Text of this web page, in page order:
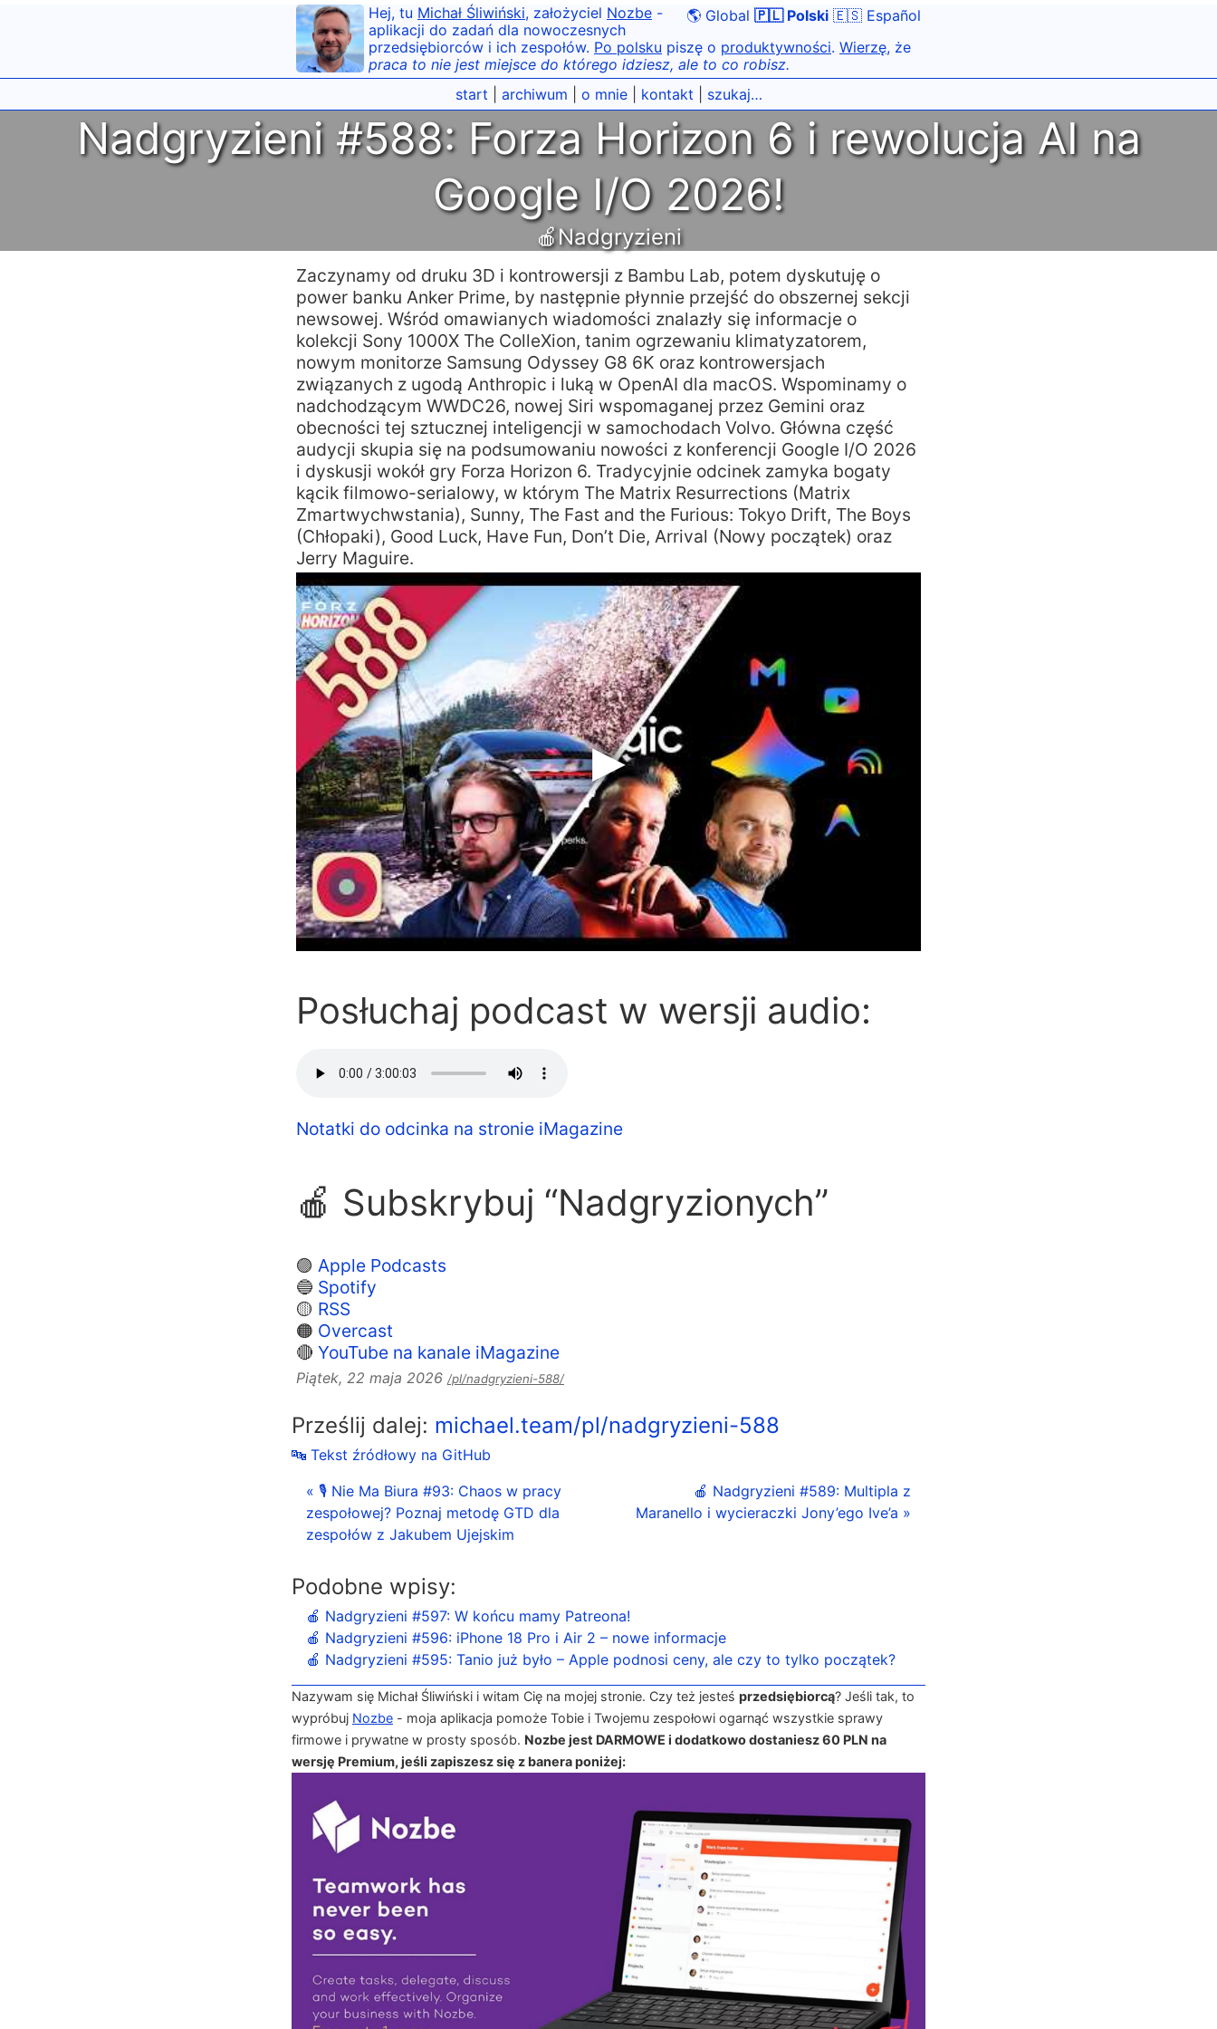
🌎 Global 🇵🇱 Polski 🇪🇸 Español
Hej, tu Michał Śliwiński, założyciel Nozbe -
aplikacji do zadań dla nowoczesnych
przedsiębiorców i ich zespołów. Po polsku piszę o produktywności. Wierzę, że
praca to nie jest miejsce do którego idziesz, ale to co robisz.
start
archiwum o mnie| kontakt szukaj…
Nadgryzieni #588: Forza Horizon 6 i rewolucja AI na
Google I/O 2026!
🍎Nadgryzieni
Zaczynamy od druku 3D i kontrowersji z Bambu Lab, potem dyskutuję o
power banku Anker Prime, by następnie płynnie przejść do obszernej sekcji
newsowej. Wśród omawianych wiadomości znalazły się informacje o
kolekcji Sony 1000X The ColleXion, tanim ogrzewaniu klimatyzatorem,
nowym monitorze Samsung Odyssey G8 6K oraz kontrowersjach
związanych z ugodą Anthropic i luką w OpenAI dla macOS. Wspominamy o
nadchodzącym WWDC26, nowej Siri wspomaganej przez Gemini oraz
obecności tej sztucznej inteligencji w samochodach Volvo. Główna część
audycji skupia się na podsumowaniu nowości z konferencji Google I/O 2026
i dyskusji wokół gry Forza Horizon 6. Tradycyjnie odcinek zamyka bogaty
kącik filmowo-serialowy, w którym The Matrix Resurrections (Matrix
Zmartwychwstania), Sunny, The Fast and the Furious: Tokyo Drift, The Boys
(Chłopaki), Good Luck, Have Fun, Don’t Die, Arrival (Nowy początek) oraz
Jerry Maguire.
Posłuchaj podcast w wersji audio:
Notatki do odcinka na stronie iMagazine
🍎 Subskrybuj “Nadgryzionych”
🟣 Apple Podcasts
🔵 Spotify
🟡 RSS
🟠 Overcast
🔴 YouTube na kanale iMagazine
Piątek, 22 maja 2026 /pl/nadgryzieni-588/
Prześlij dalej: michael.team/pl/nadgryzieni-588
🔤 Tekst źródłowy na GitHub
« 🎙 Nie Ma Biura #93: Chaos w pracy
zespołowej? Poznaj metodę GTD dla
zespołów z Jakubem Ujejskim
🍎 Nadgryzieni #589: Multipla z
Maranello i wycieraczki Jony’ego Ive’a »
Podobne wpisy:
🍎 Nadgryzieni #597: W końcu mamy Patreona!
🍎 Nadgryzieni #596: iPhone 18 Pro i Air 2 – nowe informacje
🍎 Nadgryzieni #595: Tanio już było – Apple podnosi ceny, ale czy to tylko początek?
Nazywam się Michał Śliwiński i witam Cię na mojej stronie. Czy też jesteś przedsiębiorcą? Jeśli tak, to
wypróbuj Nozbe - moja aplikacja pomoże Tobie i Twojemu zespołowi ogarnąć wszystkie sprawy
firmowe i prywatne w prosty sposób. Nozbe jest DARMOWE i dodatkowo dostaniesz 60 PLN na
wersję Premium, jeśli zapiszesz się z banera poniżej: